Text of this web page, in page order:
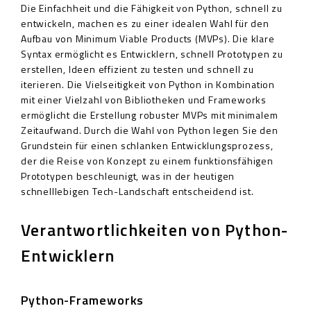
Die Einfachheit und die Fähigkeit von Python, schnell zu
entwickeln, machen es zu einer idealen Wahl für den
Aufbau von Minimum Viable Products (MVPs). Die klare
Syntax ermöglicht es Entwicklern, schnell Prototypen zu
erstellen, Ideen effizient zu testen und schnell zu
iterieren. Die Vielseitigkeit von Python in Kombination
mit einer Vielzahl von Bibliotheken und Frameworks
ermöglicht die Erstellung robuster MVPs mit minimalem
Zeitaufwand. Durch die Wahl von Python legen Sie den
Grundstein für einen schlanken Entwicklungsprozess,
der die Reise von Konzept zu einem funktionsfähigen
Prototypen beschleunigt, was in der heutigen
schnelllebigen Tech-Landschaft entscheidend ist.
Verantwortlichkeiten von Python-
Entwicklern
Python-Frameworks